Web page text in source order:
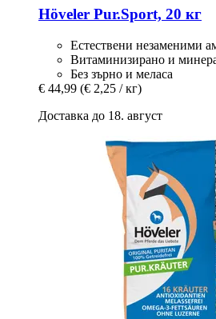
Höveler Pur.Sport, 20 кг
Естествени незаменими
Витаминизирано и
Без зърно и меласа
€ 44,99 (€ 2,25 / кг)
Доставка до 18. август